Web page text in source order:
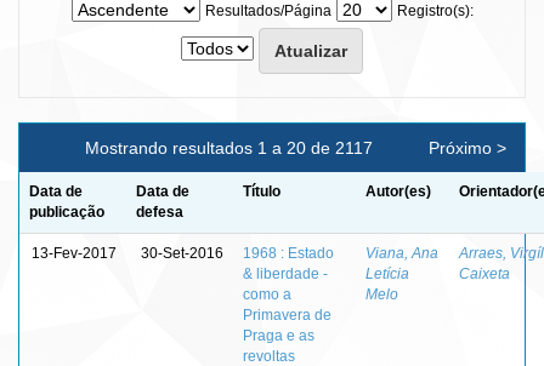
Resultados/Página
Registro(s):
Mostrando resultados 1 a 20 de 2117 Próximo >
Data de
publicação
Data de
defesa
Título Autor(es)
13-Fev-2017 30-Set-2016
1968 : Estado
& liberdade -
como a
Primavera de
Praga e as
revoltas
Viana, Ana
Letícia
Melo
Arraes,
Caixeta